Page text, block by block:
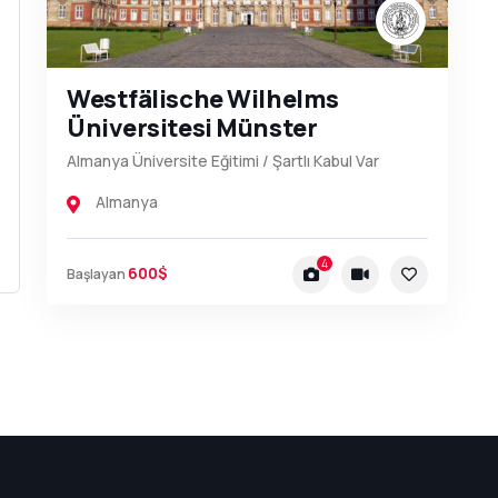
Westfälische Wilhelms
Üniversitesi Münster
Almanya Üniversite Eğitimi / Şartlı Kabul Var
Almanya
Başlayan 600$ 4